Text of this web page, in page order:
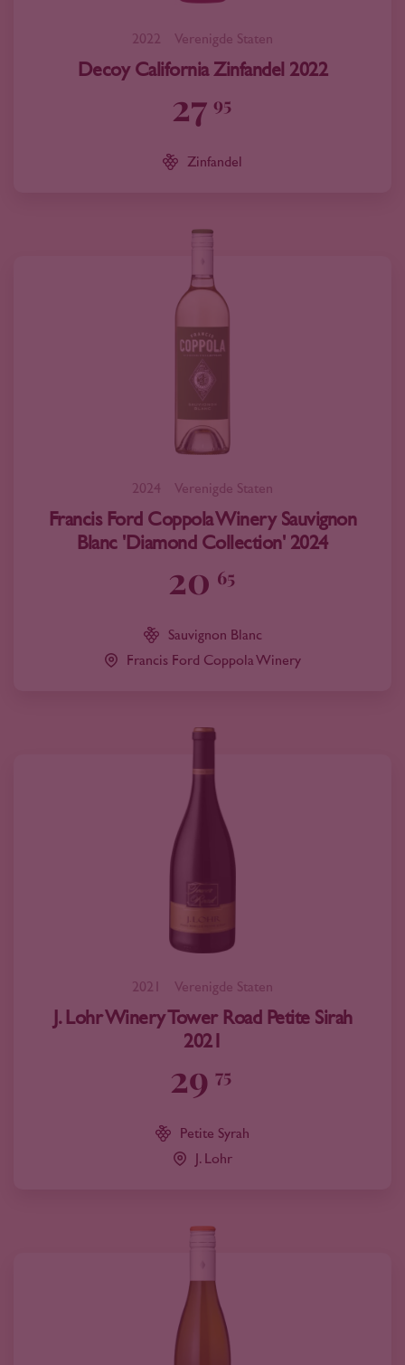
2022 Verenigde Staten
Decoy California Zinfandel 2022
27 95
Zinfandel
2024 Verenigde Staten
Francis Ford Coppola Winery Sauvignon
Blanc 'Diamond Collection' 2024
20 65
Sauvignon Blanc
Francis Ford Coppola Winery
2021 Verenigde Staten
J. Lohr Winery Tower Road Petite Sirah
2021
29 75
Petite Syrah
J. Lohr